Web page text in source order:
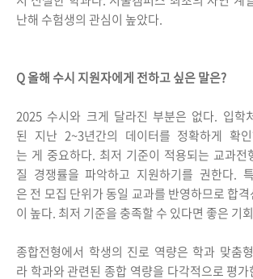
난해 수험생의 관심이 높았다.
Q 올해 수시 지원자에게 전하고 싶은 말은?
2025 수시와 크게 달라진 부분은 없다. 입학
된 지난 2~3년간의 데이터를 정확하게 확
는 게 중요하다. 최저 기준이 적용되는 교과전
질 경쟁률을 파악하고 지원하기를 권한다.
은 전 모집 단위가 동일 교과를 반영하므로 합
이 높다. 최저 기준을 충족할 수 있다면 좋은 기
종합전형에서 학생의 진로 역량은 학과 맞춤
라 학과와 관련된 종합 역량을 다각적으로 평